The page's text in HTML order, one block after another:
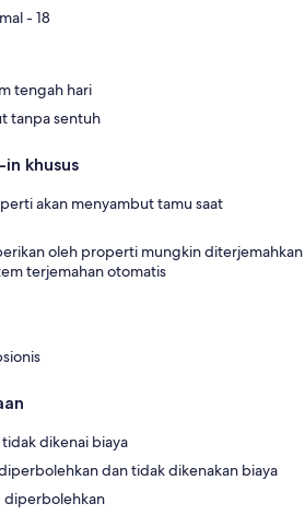
- 18
tengah hari
tanpa sentuh
khusus
akan menyambut tamu saat
oleh properti mungkin diterjemahkan
terjemahan otomatis
dikenai biaya
dan tidak dikenakan biaya
diperbolehkan